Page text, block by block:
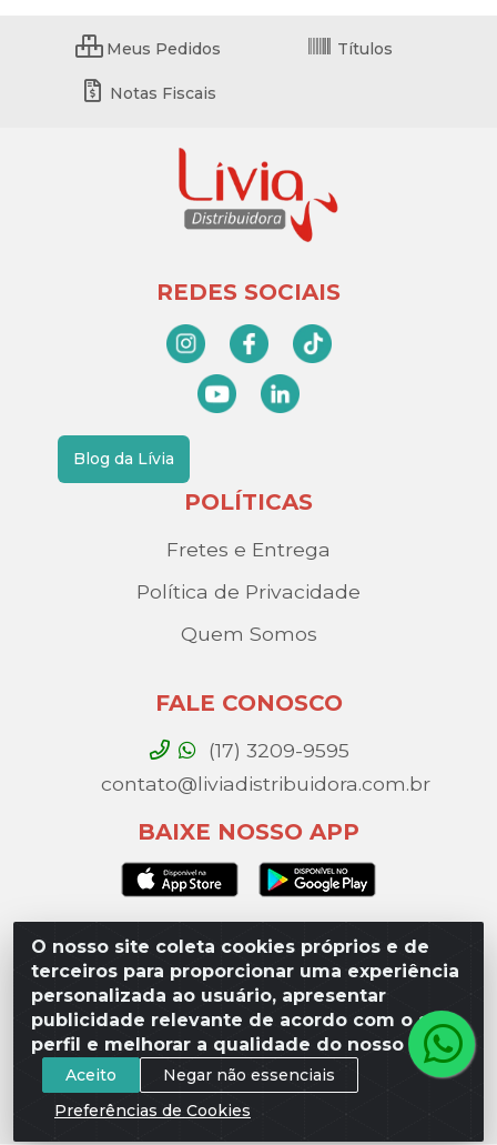
O nosso site coleta cookies próprios e de
terceiros para proporcionar uma experiência
personalizada ao usuário, apresentar
publicidade relevante de acordo com o seu
perfil e melhorar a qualidade do nosso site.
Aceito
Negar não essenciais
Preferências de Cookies
Meus Pedidos Títulos
Notas Fiscais
REDES SOCIAIS
Blog da Lívia
POLÍTICAS
Fretes e Entrega
Política de Privacidade
Quem Somos
FALE CONOSCO
(17) 3209-9595
contato@liviadistribuidora.com.br
BAIXE NOSSO APP
Lívia Distribuidora - Av. Percy Gandini, 329 – Vila
Toninho, São José do Rio Preto / SP - CEP 15077-
000 - CNPJ 49.975.923/0003-10